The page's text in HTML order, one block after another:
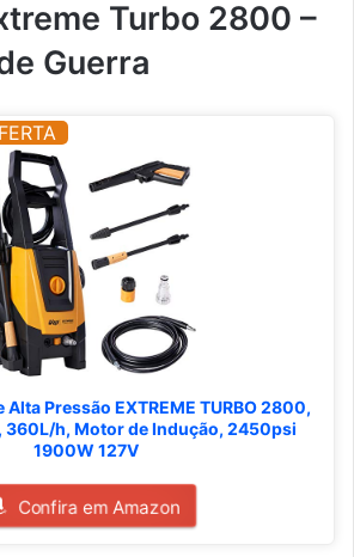
Turbo 2800 –
Guerra
Alta Pressão EXTREME TURBO 2800,
360L/h, Motor de Indução, 2450psi
1900W 127V
Confira em Amazon